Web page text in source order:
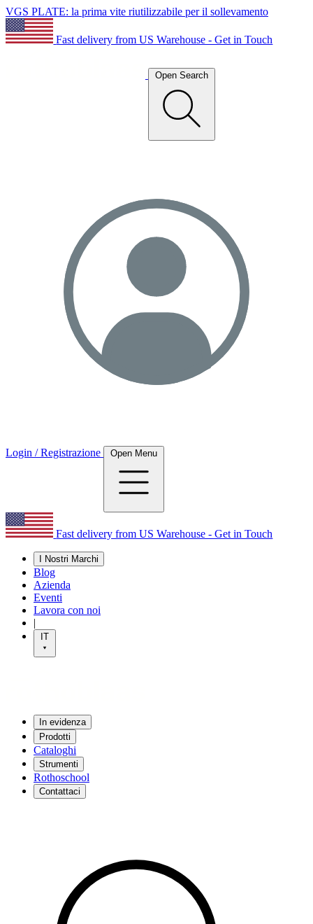
VGS PLATE: la prima vite riutilizzabile per il sollevamento
Fast delivery from US Warehouse - Get in Touch
Open Search
Login / Registrazione Open Menu
Fast delivery from US Warehouse - Get in Touch
I Nostri Marchi
Blog
Azienda
Eventi
Lavora con noi
|
IT
In evidenza
Prodotti
Cataloghi
Strumenti
Rothoschool
Contattaci